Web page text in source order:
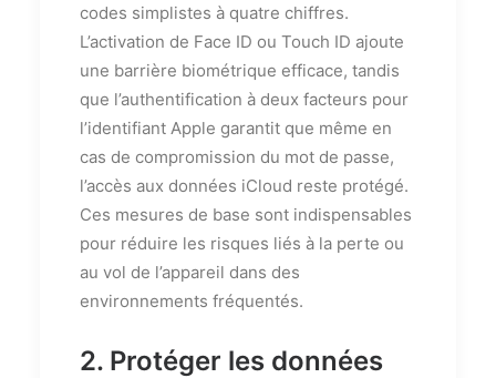
codes simplistes à quatre chiffres.
L’activation de Face ID ou Touch ID ajoute
une barrière biométrique efficace, tandis
que l’authentification à deux facteurs pour
l’identifiant Apple garantit que même en
cas de compromission du mot de passe,
l’accès aux données iCloud reste protégé.
Ces mesures de base sont indispensables
pour réduire les risques liés à la perte ou
au vol de l’appareil dans des
environnements fréquentés.
2. Protéger les données